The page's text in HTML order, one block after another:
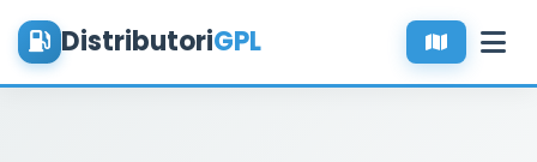
DistributoriGPL